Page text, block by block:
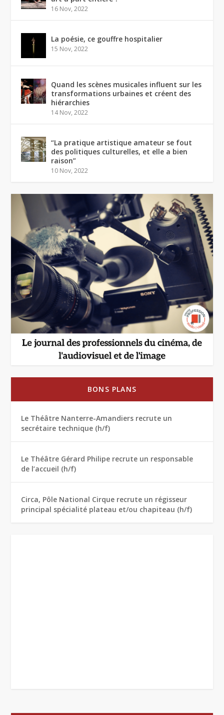
16 Nov, 2022
La poésie, ce gouffre hospitalier
15 Nov, 2022
Quand les scènes musicales influent sur les
transformations urbaines et créent des
hiérarchies
14 Nov, 2022
“La pratique artistique amateur se fout
des politiques culturelles, et elle a bien
raison”
10 Nov, 2022
BONS PLANS
Le Théâtre Nanterre-Amandiers recrute un
secrétaire technique (h/f)
Le Théâtre Gérard Philipe recrute un responsable
de l’accueil (h/f)
Circa, Pôle National Cirque recrute un régisseur
principal spécialité plateau et/ou chapiteau (h/f)